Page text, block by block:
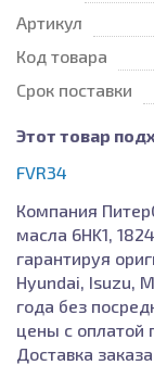
Артикул
Код товара
Срок поставки
Этот товар
FVR34
Компания
масла 6HK1,
гарантируя
Hyundai, Isuzu,
года без
цены с оплатой
Доставка